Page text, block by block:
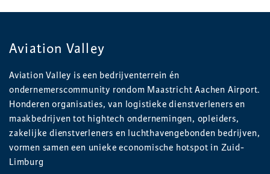
Aviation Valley
Aviation Valley is een bedrijventerrein én
ondernemerscommunity rondom Maastricht Aachen Airport.
Honderen organisaties, van logistieke dienstverleners en
maakbedrijven tot hightech ondernemingen, opleiders,
zakelijke dienstverleners en luchthavengebonden bedrijven,
vormen samen een unieke economische hotspot in Zuid-
Limburg